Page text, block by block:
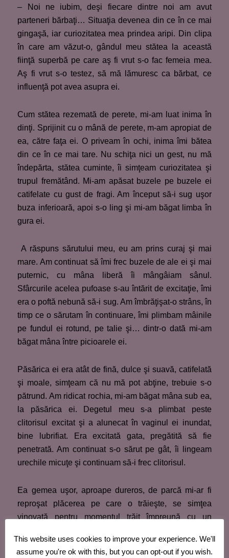
– Noi ne iubim, deşi fiecare dintre noi am avut
parteneri bărbaţi… Situaţia devenea din ce în ce mai
gingaşă, iar curiozitatea mea prindea aripi. Din clipa
în care am văzut-o, gândul meu stătea la această
fiinţă superbă pe care aş fi vrut s-o fac femeia mea.
Aş fi vrut s-o testez, să mă lămuresc ca bărbat, ce
influenţă pot avea asupra ei.
Cum stătea rezemată de perete, mi-am luat inima în
dinţi. Sprijinit cu o mână de perete, m-am apropiat de
ea, către faţa ei. O priveam în ochi, inima îmi bătea
din ce în ce mai tare. Nu schiţa nici un gest, nu mă
îndepărta, stătea cuminte, îi simţeam curiozitatea şi
trupul fremătând. Mi-am apăsat buzele pe buzele ei
catifelate cu gust de fragi. Am început să-i sug uşor
buza inferioară, apoi s-o ling şi mi-am băgat limba în
gura ei.
A răspuns sărutului meu, eu am prins curaj şi mai
mare. Am continuat să îmi frec buzele de ale ei şi mai
puternic, cu mâna liberă îi mângâiam sânul.
Sfârcurile acelea pufoase s-au întărit de excitaţie, îmi
era o poftă nebună să-i sug. Am îmbrăţişat-o strâns, în
timp ce o sărutam în continuare, îmi plimbam mâinile
pe fundul ei rotund, pe talie şi… dintr-o dată mi-am
băgat mâna între picioarele ei.
Păsărica ei era atât de fină, dulce şi suavă, catifelată
şi moale, simţeam că nu mă pot abţine, trebuie s-o
pătrund. Am ridicat rochia, mi-am băgat mâna sub ea,
la păsărica ei. Degetul meu s-a plimbat peste
clitorisul excitat şi a alunecat în vaginul ei inundat,
bine lubrifiat. Era excitată gata, pregătită să fie
penetrată. Am continuat s-o sărut pe gât, îi lingeam
urechile micuţe şi continuam să-i frec clitorisul.
Ea gemea uşor, aproape dureros, de parcă mi-ar fi
reproşat plăcerea pe care o trăieşte, se simţea
vinovată pentru momentul trăit împreună cu un
propriile ei trăiri. Gemea din ce în ce mai tare, în timp
This website uses cookies to improve your experience. We'll
assume you're ok with this, but you can opt-out if you wish.